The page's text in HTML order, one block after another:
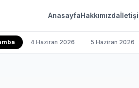
AnasayfaHakkımızda
4 Haziran 2026 5 Haziran 2026